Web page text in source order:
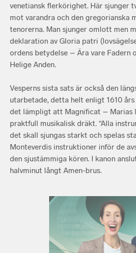
venetiansk flerkörighet. Här sjunger
mot varandra och den gregorianska
tenorerna. Man sjunger omlott men
deklaration av Gloria patri
ordens betydelse – Ära vare Fadern
Helige Anden.
Vesperns sista sats är också den
utarbetade, detta helt enligt 1610 års
det lämpligt att Magnificat – Marias
praktfull musikalisk dräkt. “Alla
det skall sjungas starkt och spelas
Monteverdis instruktioner inför de
den sjustämmiga kören. I kanon
halvminut långt Amen-brus.